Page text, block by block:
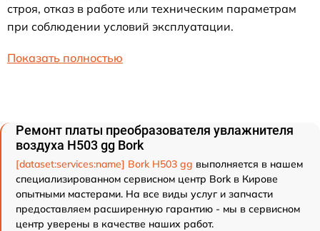
строя, отказ в работе или техническим параметрам
при соблюдении условий эксплуатации.
Показать полностью
Ремонт платы преобразователя увлажнителя
воздуха H503 gg Bork
[dataset:services:name] Bork H503 gg выполняется в нашем
специализированном сервисном центр Bork в Кирове
опытными мастерами. На все виды услуг и запчасти
предоставляем расширенную гарантию - мы в сервисном
центр уверены в качестве наших работ.